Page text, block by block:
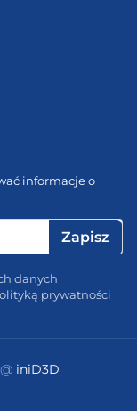
informacje o
danych
prywatności
iniD3D